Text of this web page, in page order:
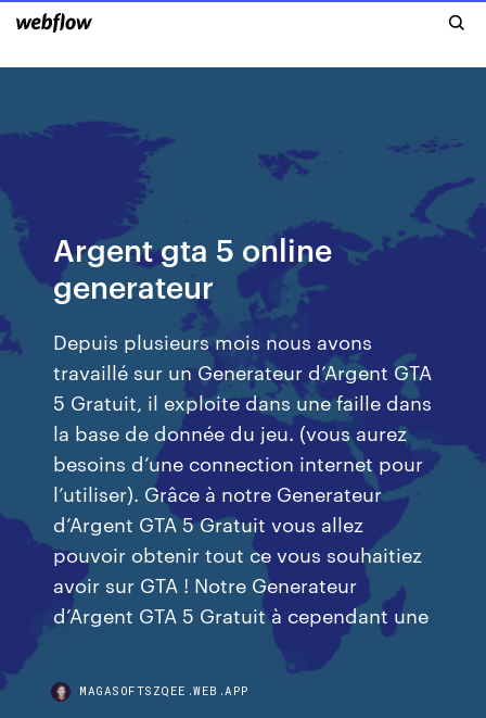
Argent gta 5 online
generateur
Depuis plusieurs mois nous avons
travaillé sur un Generateur d’Argent GTA
5 Gratuit, il exploite dans une faille dans
la base de donnée du jeu. (vous aurez
besoins d’une connection internet pour
l’utiliser). Grâce à notre Generateur
d’Argent GTA 5 Gratuit vous allez
pouvoir obtenir tout ce vous souhaitiez
avoir sur GTA ! Notre Generateur
d’Argent GTA 5 Gratuit à cependant une
MAGASOFTSZQEE.WEB.APP